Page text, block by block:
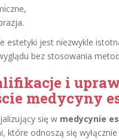
estetyki jest niezwykle
bez stosowania
i
medycyny
się w medycynie
które odnoszą się